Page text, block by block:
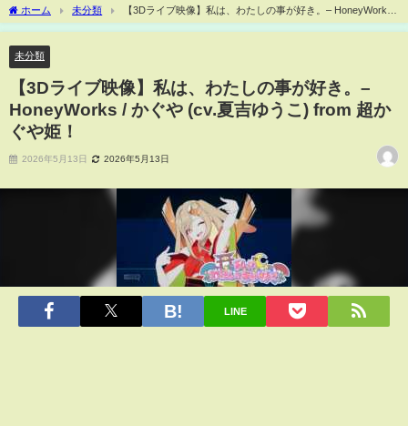
ホーム 未分類
【3Dライブ映像】私は、わたしの事が好き。– HoneyWorks /
かぐや (cv.夏吉ゆうこ) from 超かぐや姫！
未分類
【3Dライブ映像】私は、わたしの事が好き。–
HoneyWorks / かぐや (cv.夏吉ゆうこ) from 超か
ぐや姫！
2026年5月13日 2026年5月13日
LINE